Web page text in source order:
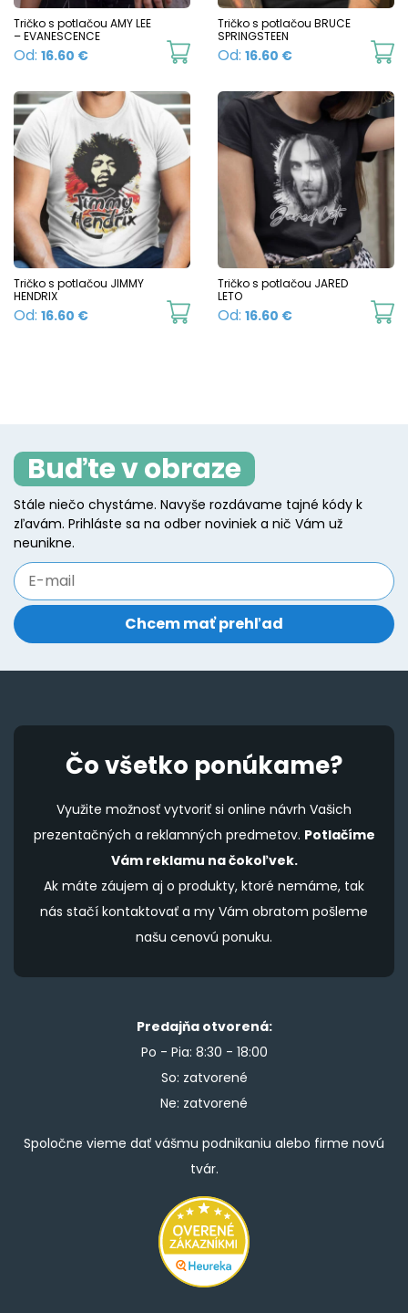
chosen
on
product
page
Tričko s potlačou AMY LEE
– EVANESCENCE
Od: 16.60 €
This
has
multiple
variants.
options
be
chosen
on
Tričko s potlačou BRUCE
SPRINGSTEEN
Od: 16.60 €
Tričko s potlačou JIMMY
HENDRIX
Od: 16.60 €
This
options
may
be
on
product
page
Tričko s potlačou JARED
LETO
Od: 16.60 €
Buďte v obraze
Stále niečo chystáme. Navyše rozdávame tajné kódy k
zľavám. Prihláste sa na odber noviniek a nič Vám už
neunikne.
Čo všetko ponúkame?
Využite možnosť vytvoriť si online návrh Vašich
prezentačných a reklamných predmetov. Potlačíme
Vám reklamu na čokoľvek.
Ak máte záujem aj o produkty, ktoré nemáme, tak
nás stačí kontaktovať a my Vám obratom pošleme
našu cenovú ponuku.
Predajňa otvorená:
Po - Pia: 8:30 - 18:00
So: zatvorené
Ne: zatvorené
Spoločne vieme dať vášmu podnikaniu alebo firme novú
tvár.